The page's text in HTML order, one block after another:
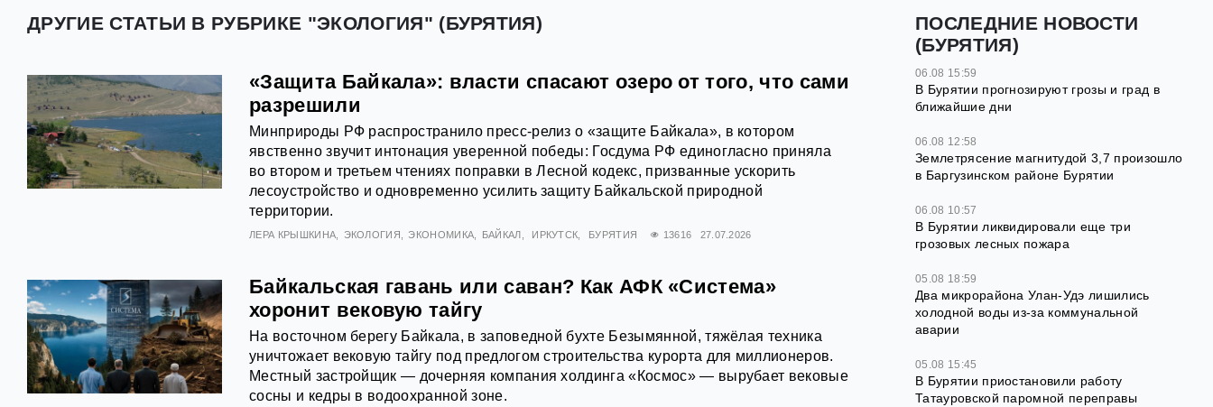
ДРУГИЕ СТАТЬИ В РУБРИКЕ "ЭКОЛОГИЯ" (БУРЯТИЯ)
«Защита Байкала»: власти спасают озеро от того, что сами
разрешили
Минприроды РФ распространило пресс-релиз о «защите Байкала», в котором
явственно звучит интонация уверенной победы: Госдума РФ единогласно приняла
во втором и третьем чтениях поправки в Лесной кодекс, призванные ускорить
лесоустройство и одновременно усилить защиту Байкальской природной
территории.
ЛЕРА КРЫШКИНА ЭКОЛОГИЯ ЭКОНОМИКА БАЙКАЛ ИРКУТСК БУРЯТИЯ 13616 27.07.2026
Байкальская гавань или саван? Как АФК «Система»
хоронит вековую тайгу
На восточном берегу Байкала, в заповедной бухте Безымянной, тяжёлая техника
уничтожает вековую тайгу под предлогом строительства курорта для миллионеров.
Местный застройщик — дочерняя компания холдинга «Космос» — вырубает вековые
сосны и кедры в водоохранной зоне.
ПОСЛЕДНИЕ НОВОСТИ
(БУРЯТИЯ)
06.08 15:59
В Бурятии прогнозируют грозы и град в
ближайшие дни
06.08 12:58
Землетрясение магнитудой 3,7 произошло
в Баргузинском районе Бурятии
06.08 10:57
В Бурятии ликвидировали еще три
грозовых лесных пожара
05.08 18:59
Два микрорайона Улан-Удэ лишились
холодной воды из-за коммунальной
аварии
05.08 15:45
В Бурятии приостановили работу
Татауровской паромной переправы